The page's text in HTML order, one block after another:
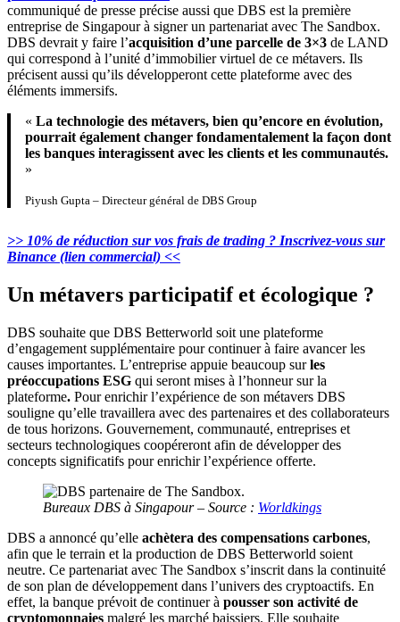
communiqué de presse précise aussi que DBS est la première
entreprise de Singapour à signer un partenariat avec The Sandbox.
DBS devrait y faire l’acquisition d’une parcelle de 3×3 de LAND
qui correspond à l’unité d’immobilier virtuel de ce métavers. Ils
précisent aussi qu’ils développeront cette plateforme avec des
éléments immersifs.
« La technologie des métavers, bien qu’encore en évolution,
pourrait également changer fondamentalement la façon dont
les banques interagissent avec les clients et les communautés.
»
Piyush Gupta – Directeur général de DBS Group
>> 10% de réduction sur vos frais de trading ? Inscrivez-vous sur
Binance (lien commercial) <<
Un métavers participatif et écologique ?
DBS souhaite que DBS Betterworld soit une plateforme
d’engagement supplémentaire pour continuer à faire avancer les
causes importantes. L’entreprise appuie beaucoup surles
préoccupations ESG qui seront mises à l’honneur sur la
plateforme. Pour enrichir l’expérience de son métavers DBS
souligne qu’elle travaillera avec des partenaires et des collaborateurs
de tous horizons. Gouvernement, communauté, entreprises et
secteurs technologiques coopéreront afin de développer des
concepts significatifs pour enrichir l’expérience offerte.
Bureaux DBS à Singapour – Source : Worldkings
DBS a annoncé qu’elle achètera des compensations carbones,
afin que le terrain et la production de DBS Betterworld soient
neutre. Ce partenariat avec The Sandbox s’inscrit dans la continuité
de son plan de développement dans l’univers des cryptoactifs. En
effet, la banque prévoit de continuer à pousser son activité de
cryptomonnaies malgré les marché baissiers. Elle souhaite